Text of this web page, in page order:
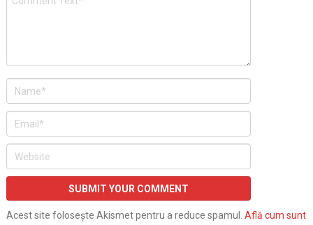
Acest site folosește Akismet pentru a reduce spamul. Află cum sunt